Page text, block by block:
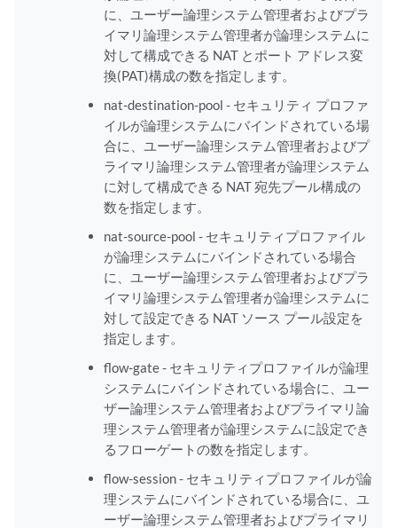
に、ユーザー論理システム管理者およびプラ
イマリ論理システム管理者が論理システムに
対して構成できる NAT とポート アドレス変
換(PAT)構成の数を指定します。
nat-destination-pool - セキュリティ プロファ
イルが論理システムにバインドされている場
合に、ユーザー論理システム管理者およびプ
ライマリ論理システム管理者が論理システム
に対して構成できる NAT 宛先プール構成の
数を指定します。
nat-source-pool - セキュリティプロファイル
が論理システムにバインドされている場合
に、ユーザー論理システム管理者およびプラ
イマリ論理システム管理者が論理システムに
対して設定できる NAT ソース プール設定を
指定します。
flow-gate - セキュリティプロファイルが論理
システムにバインドされている場合に、ユー
ザー論理システム管理者およびプライマリ論
理システム管理者が論理システムに設定でき
るフローゲートの数を指定します。
flow-session - セキュリティプロファイルが論
理システムにバインドされている場合に、ユ
ーザー論理システム管理者およびプライマリ